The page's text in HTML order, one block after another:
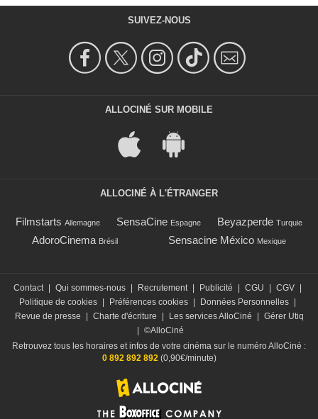
SUIVEZ-NOUS
ALLOCINÉ SUR MOBILE
ALLOCINÉ À L'ÉTRANGER
Filmstarts Allemagne SensaCine Espagne Beyazperde Turquie
AdoroCinema Brésil Sensacine México Mexique
Contact Qui sommes-nous Recrutement Publicité CGU CGV
Politique de cookies
Préférences cookies Données Personnelles
Revue de presse
Charte d'écriture Les services AlloCiné
Gérer Utiq
©AlloCiné
Retrouvez tous les horaires et infos de votre cinéma sur le numéro AlloCiné :
0 892 892 892(0,90€/minute)